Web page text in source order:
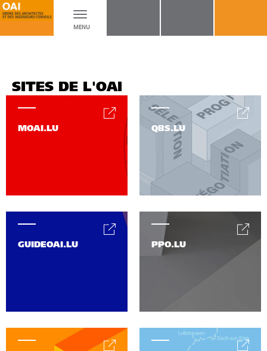
Toggle
navigation
MENU
SITES DE L'OAI
MOAI.LU QBS.LU
PPO.LU
GUIDEOAI.LU